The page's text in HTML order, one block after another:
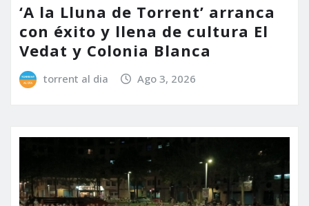
‘A la Lluna de Torrent’ arranca
con éxito y llena de cultura El
Vedat y Colonia Blanca
torrent al dia Ago 3, 2026